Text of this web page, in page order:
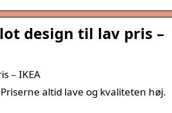
design til lav pris –
– IKEA
altid lave og kvaliteten høj.